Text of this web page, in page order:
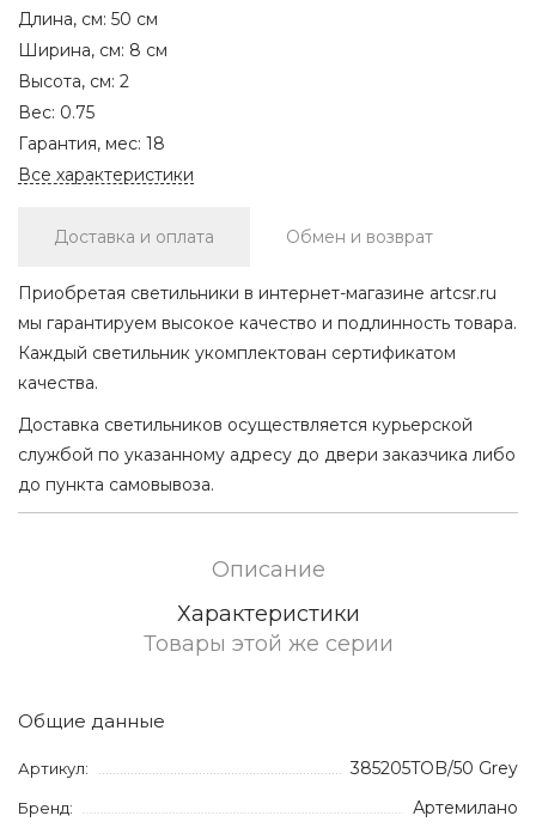
Длина, см: 50 см
Ширина, см: 8 см
Высота, см: 2
Вес: 0.75
Гарантия, мес: 18
Все характеристики
Доставка и оплата Обмен и возврат
Приобретая светильники в интернет-магазине artcsr.ru
мы гарантируем высокое качество и подлинность товара.
Каждый светильник укомплектован сертификатом
качества.
Доставка светильников осуществляется курьерской
службой по указанному адресу до двери заказчика либо
до пункта самовывоза.
Описание
Характеристики
Товары этой же серии
Общие данные
Артикул: 385205TOB/50 Grey
Бренд: Артемилано